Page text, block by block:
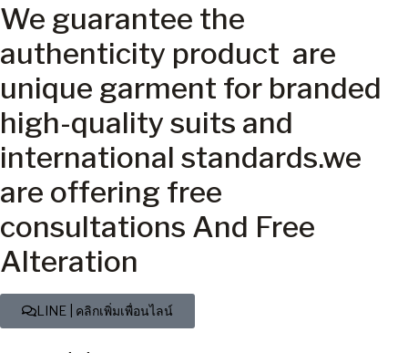
We guarantee the
authenticity product are
unique garment for branded
high-quality suits and
international standards.we
are offering free
consultations And Free
Alteration
LINE | คลิกเพิ่มเพื่อนไลน์